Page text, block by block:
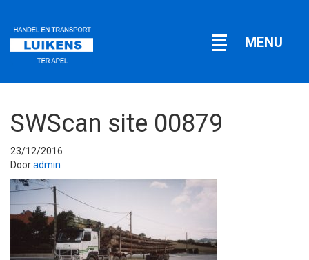
Open
MENU
SWScan site 00879
23/12/2016
Dooradmin